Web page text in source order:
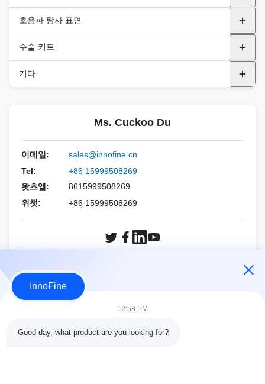
규범
홀로직
민드레이
필립스
비행기 밖
필립스
삼성
에사오테
알파니온
지멘스
민드레이
반자동 바이오피스 바늘
통합 바이오피스 바늘
PNA (PTC)
PNB ((FNA 나들)
PNC(동축 니들)
PNE (R-타입 니들)
초음파 탐사 표면
범용 프로브 커버
내구성 탐사 표면
수술 키트
DEK 키트
기타
Ms. Cuckoo Du
이메일:
sales@innofine.cn
Tel:
+86 15999508269
왓츠앱:
8615999508269
위챗:
+86 15999508269
InnoFine
12:58 PM
Good day, what product are you looking for?